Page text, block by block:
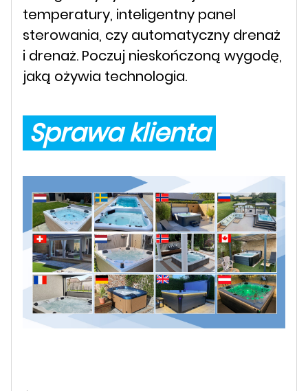
temperatury, inteligentny panel
sterowania, czy automatyczny drenaż
i drenaż. Poczuj nieskończoną wygodę,
jaką ożywia technologia.
Sprawa klienta